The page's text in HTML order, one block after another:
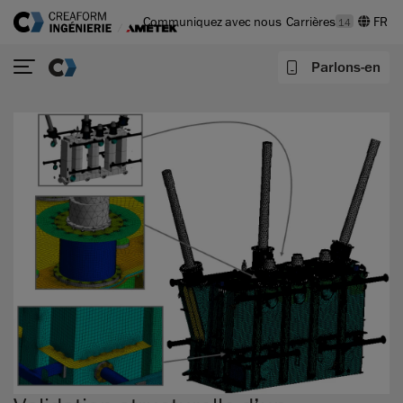
Communiquez avec nous Carrières 14
Parlons-en